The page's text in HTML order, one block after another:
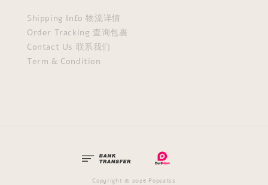
Shipping Info 物流详情
Order Tracking 查询包裹
Contact Us 联系我们
Term & Condition
Copyright © 2026 Popeatss